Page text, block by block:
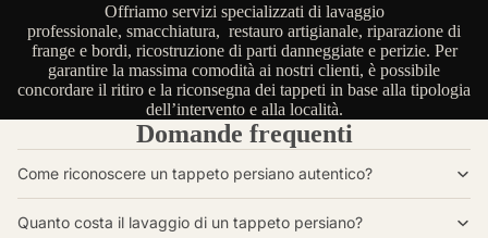
Offriamo servizi specializzati di lavaggio
professionale, smacchiatura, restauro artigianale, riparazione di
frange e bordi, ricostruzione di parti danneggiate e perizie. Per
garantire la massima comodità ai nostri clienti, è possibile
concordare il ritiro e la riconsegna dei tappeti in base alla tipologia
dell’intervento e alla località.
Domande frequenti
Come riconoscere un tappeto persiano autentico?
Quanto costa il lavaggio di un tappeto persiano?